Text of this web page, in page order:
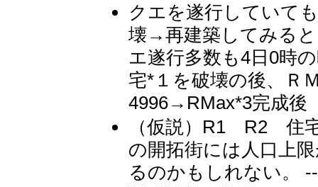
クエを遂行していて
壊→再建築してみる
エ遂行多数も4日0時
宅*１を破壊の後、Ｒ
4996→RMax*3完成
（仮説）R1 R2 住
の開拓街には人口上
るのかもしれない。